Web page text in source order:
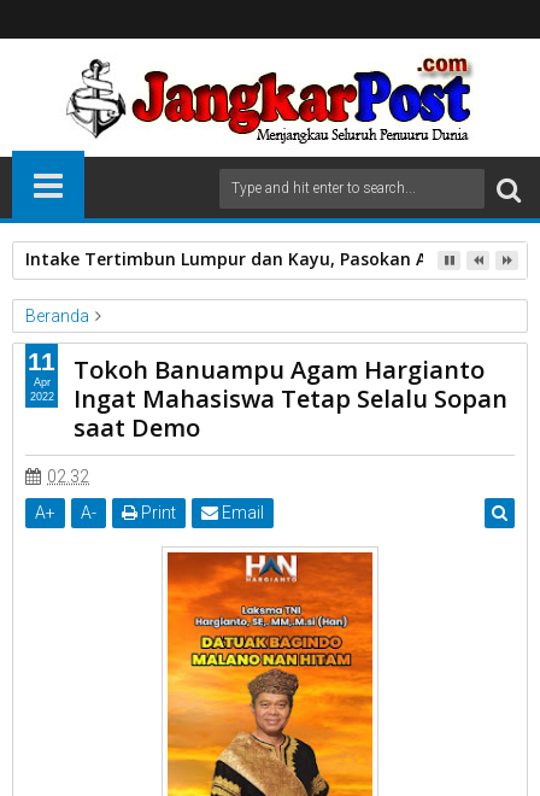
Intake Tertimbun Lumpur dan Kayu, Pasokan Air Bersih di
Beranda
Provinsi Sumatra Barat
Tokoh Banuampu Agam Hargianto Ingat Mahasiswa Tetap
Selalu Sopan saat Demo
Tokoh Banuampu Agam Hargianto
Ingat Mahasiswa Tetap Selalu Sopan
saat Demo
02.32
A+ A- Print Email
11
Apr
2022